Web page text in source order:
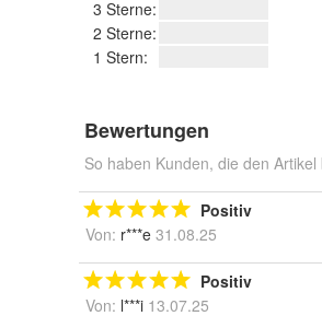
3 Sterne:
2 Sterne:
1 Stern:
Bewertungen
So haben Kunden, die den
Positiv
Von: r***e 31.08.25
Positiv
Von: l***i 13.07.25